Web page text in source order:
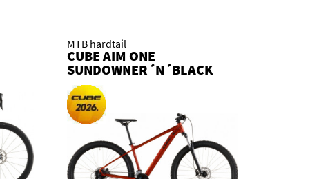
MTB hardtail
CUBE AIM ONE
SUNDOWNER´N´BLACK
2026 KOLO